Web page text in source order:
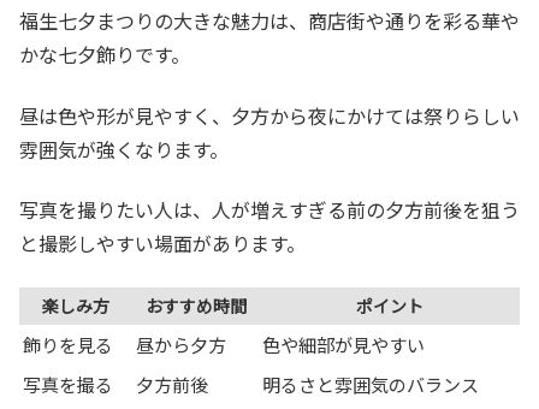
福生七夕まつりの大きな魅力は、商店街や通りを彩る華や
かな七夕飾りです。
昼は色や形が見やすく、夕方から夜にかけては祭りらしい
雰囲気が強くなります。
写真を撮りたい人は、人が増えすぎる前の夕方前後を狙う
と撮影しやすい場面があります。
楽しみ方 おすすめ時間 ポイント
飾りを見る 昼から夕方
色や細部が見やすい
写真を撮る
夕方前後
明るさと雰囲気のバランス